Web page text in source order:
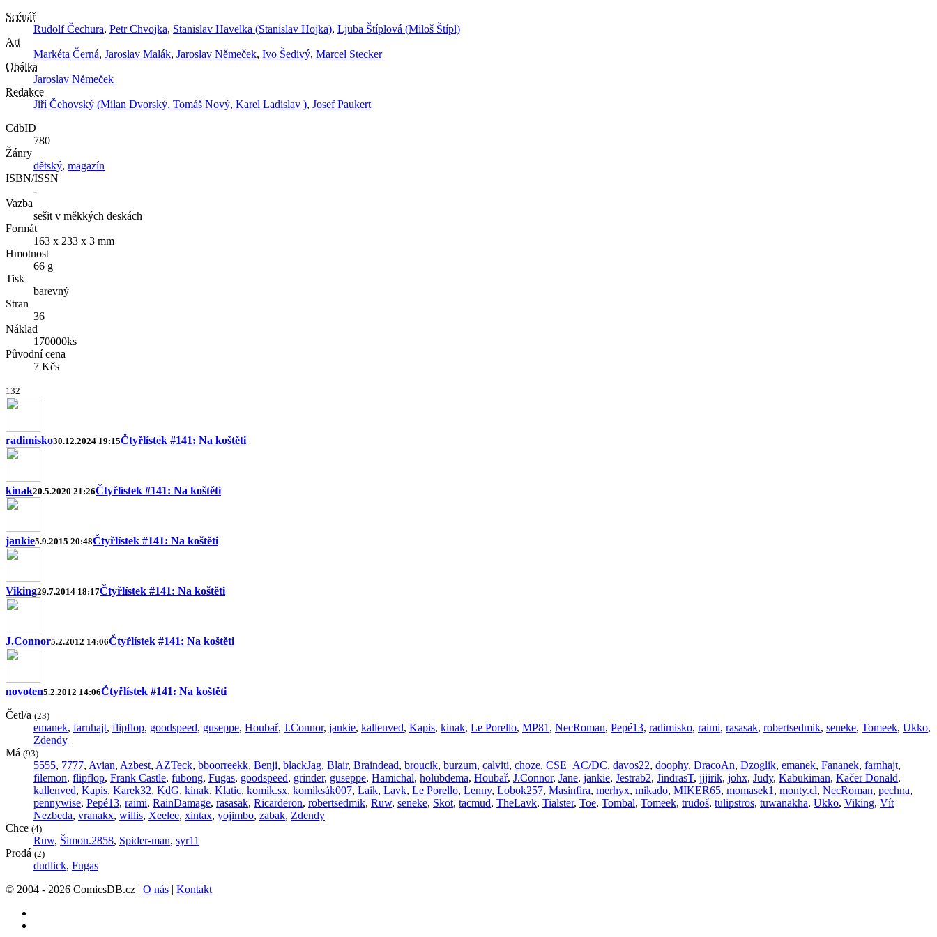
Scénář
Rudolf Čechura, Petr Chvojka, Stanislav Havelka (Stanislav Hojka), Ljuba Štíplová (Miloš Štípl)
Art
Markéta Černá, Jaroslav Malák, Jaroslav Němeček, Ivo Šedivý, Marcel Stecker
Obálka
Jaroslav Němeček
Redakce
Jiří Čehovský (Milan Dvorský, Tomáš Nový, Karel Ladislav ), Josef Paukert
CdbID
780
Žánry
dětský, magazín
ISBN/ISSN
-
Vazba
sešit v měkkých deskách
Formát
163 x 233 x 3 mm
Hmotnost
66 g
Tisk
barevný
Stran
36
Náklad
170000ks
Původní cena
7 Kčs
132
radimisko30.12.2024 19:15Čtyřlístek #141: Na koštěti
kinak20.5.2020 21:26Čtyřlístek #141: Na koštěti
jankie5.9.2015 20:48Čtyřlístek #141: Na koštěti
Viking29.7.2014 18:17Čtyřlístek #141: Na koštěti
J.Connor5.2.2012 14:06Čtyřlístek #141: Na koštěti
novoten5.2.2012 14:06Čtyřlístek #141: Na koštěti
Četl/a (23)
emanek, farnhajt, flipflop, goodspeed, guseppe, Houbař, J.Connor, jankie, kallenved, Kapis, kinak, Le Porello, MP81 , NecRoman, Pepé13, radimisko, raimi, rasasak, robertsedmik, seneke, Tomeek, Ukko,
Zdendy
Má (93)
5555, 7777, Avian, Azbest, AZTeck, bboorreekk, Benji, blackJag, Blair, Braindead, broucik, burzum, calviti, choze, CSE_AC/DC, davos22, doophy, DracoAn, Dzoglik, emanek, Fananek, farnhajt,
filemon, flipflop, Frank Castle, fubong, Fugas, goodspeed, grinder, guseppe, Hamichal, holubdema, Houbař, J.Connor, Jane, jankie, Jestrab2, JindrasT, jjjirik, johx, Judy, Kabukiman, Kačer Donald,
kallenved, Kapis, Karek32, KdG, kinak, Klatic, komik.sx, komiksák007, Laik, Lavk, Le Porello, Lenny, Lobok257, Masinfira, merhyx, mikado, MIKER65, momasek1 , monty.cl, NecRoman, pechna,
pennywise, Pepé13, raimi, RainDamage, rasasak, Ricarderon, robertsedmik, Ruw, seneke, Skot, tacmud, TheLavk, Tialster, Toe, Tombal, Tomeek, trudoš, tulipstros, tuwanakha, Ukko, Viking, Vít
Nezbeda, vranakx, willis, Xeelee, xintax, yojimbo, zabak, Zdendy
Chce (4)
Ruw, Šimon.2858, Spider-man, syr11
Prodá (2)
dudlick, Fugas
© 2004 - 2026 ComicsDB.cz | O nás | Kontakt